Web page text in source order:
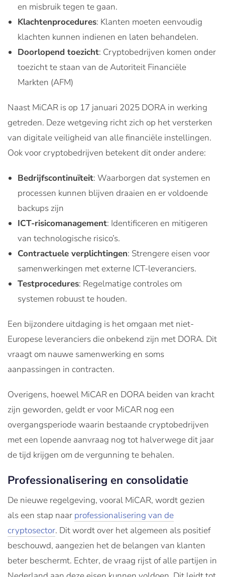
en misbruik tegen te gaan.
Klachtenprocedures: Klanten moeten eenvoudig
klachten kunnen indienen en laten behandelen.
Doorlopend toezicht: Cryptobedrijven komen onder
toezicht te staan van de Autoriteit Financiële
Markten (AFM)
Naast MiCAR is op 17 januari 2025 DORA in werking
getreden. Deze wetgeving richt zich op het versterken
van digitale veiligheid van alle financiële instellingen.
Ook voor cryptobedrijven betekent dit onder andere:
Bedrijfscontinuïteit: Waarborgen dat systemen en
processen kunnen blijven draaien en er voldoende
backups zijn
ICT-risicomanagement: Identificeren en mitigeren
van technologische risico’s.
Contractuele verplichtingen: Strengere eisen voor
samenwerkingen met externe ICT-leveranciers.
Testprocedures: Regelmatige controles om
systemen robuust te houden.
Een bijzondere uitdaging is het omgaan met niet-
Europese leveranciers die onbekend zijn met DORA. Dit
vraagt om nauwe samenwerking en soms
aanpassingen in contracten.
Overigens, hoewel MiCAR en DORA beiden van kracht
zijn geworden, geldt er voor MiCAR nog een
overgangsperiode waarin bestaande cryptobedrijven
met een lopende aanvraag nog tot halverwege dit jaar
de tijd krijgen om de vergunning te behalen.
Professionalisering en consolidatie
De nieuwe regelgeving, vooral MiCAR, wordt gezien
als een stap naar professionalisering van de
cryptosector. Dit wordt over het algemeen als positief
beschouwd, aangezien het de belangen van klanten
beter beschermt. Echter, de vraag rijst of alle partijen in